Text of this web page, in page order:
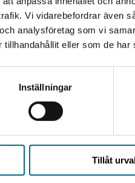
Vi vidarebefordrar även
analysföretag som vi
tillhandahållit eller som de
Inställningar
Tillåt
- Den där känslan